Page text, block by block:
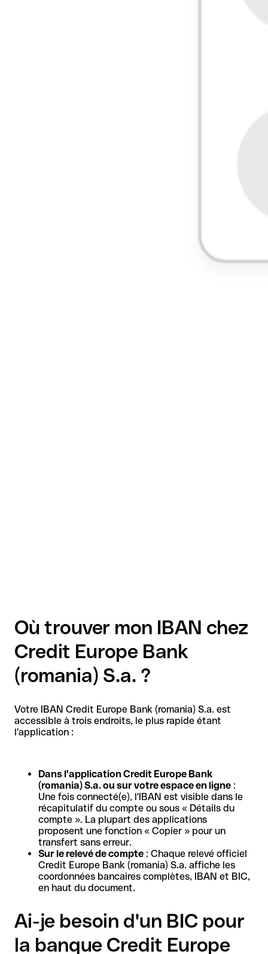
Où trouver mon IBAN chez
Credit Europe Bank
(romania) S.a. ?
Votre IBAN Credit Europe Bank (romania) S.a. est
accessible à trois endroits, le plus rapide étant
l'application :
Dans l'application Credit Europe Bank
(romania) S.a. ou sur votre espace en ligne :
Une fois connecté(e), l'IBAN est visible dans le
récapitulatif du compte ou sous « Détails du
compte ». La plupart des applications
proposent une fonction « Copier » pour un
transfert sans erreur.
Sur le relevé de compte : Chaque relevé officiel
Credit Europe Bank (romania) S.a. affiche les
coordonnées bancaires complètes, IBAN et BIC,
en haut du document.
Ai-je besoin d'un BIC pour
la banque Credit Europe